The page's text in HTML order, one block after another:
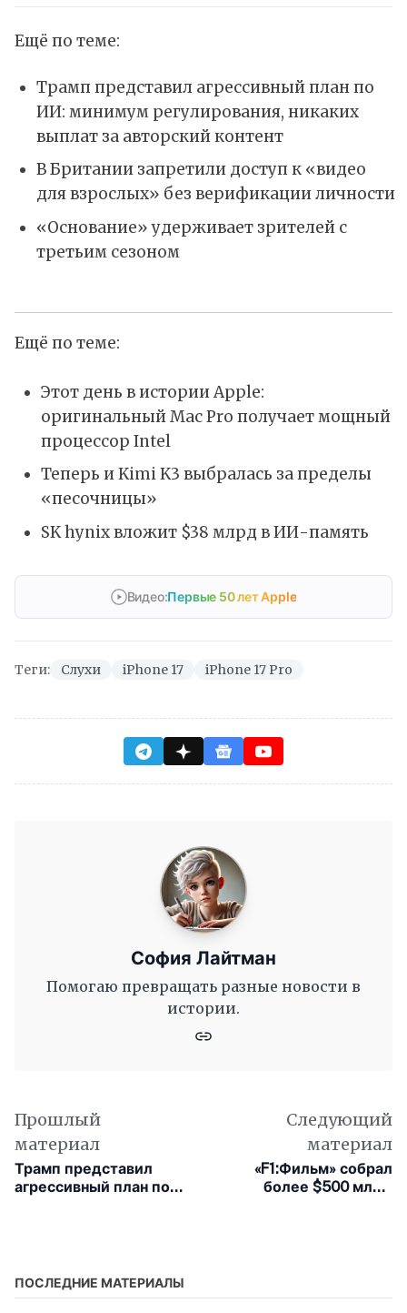
Ещё по теме:
Трамп представил агрессивный план по
ИИ: минимум регулирования, никаких
выплат за авторский контент
В Британии запретили доступ к «видео
для взрослых» без верификации личности
«Основание» удерживает зрителей с
третьим сезоном
Ещё по теме:
Этот день в истории Apple:
оригинальный Mac Pro получает мощный
процессор Intel
Теперь и Kimi K3 выбралась за пределы
«песочницы»
SK hynix вложит $38 млрд в ИИ-память
Видео:Первые 50 лет Apple
Теги: Слухи iPhone 17 iPhone 17 Pro
София Лайтман
Помогаю превращать разные новости в
истории.
Прошлый
материал
Трамп представил
агрессивный план по
Следующий
материал
«F1:Фильм» собрал
более $500 млн в
ПОСЛЕДНИЕ МАТЕРИАЛЫ